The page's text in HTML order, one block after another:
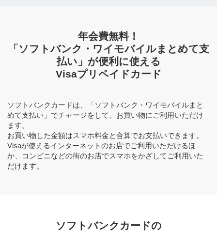
年会費無料！
「ソフトバンク・ワイモバイルまとめて支
払い」が便利に使える
Visaプリペイドカード
ソフトバンクカードは、「ソフトバンク・ワイモバイルまと
めて支払い」でチャージをして、お買い物にご利用いただけ
ます。
お買い物した金額はスマホ料金と合算でお支払いできます。
Visaが使えるインターネットのお店でご利用いただけるほ
か、コンビニなどの街のお店でスマホをかざしてご利用いた
だけます。
ソフトバンクカードの